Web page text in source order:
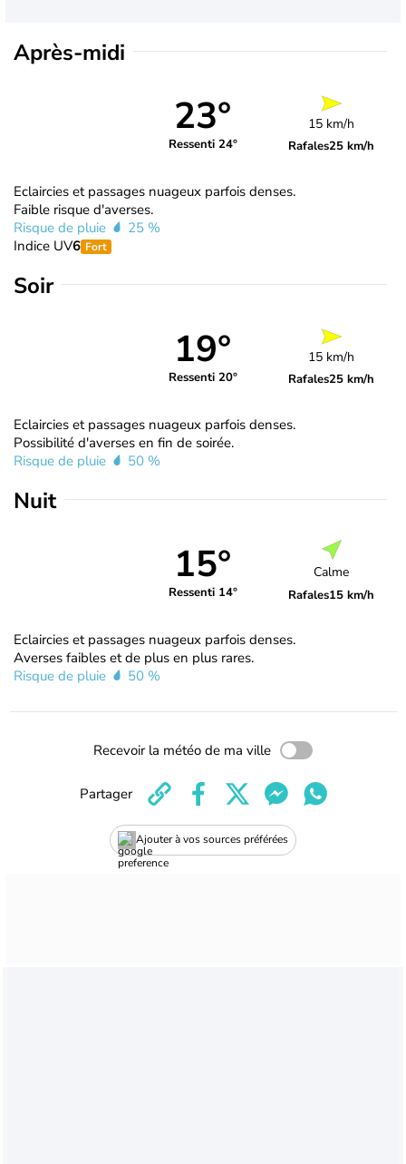
Après-midi
23°
Ressenti 24°
15 km/h
Rafales25 km/h
Eclaircies et passages nuageux parfois denses.
Faible risque d'averses.
Risque de pluie
25 %
Indice UV6 Fort
Soir
19°
Ressenti 20°
15 km/h
Rafales25 km/h
Eclaircies et passages nuageux parfois denses.
Possibilité d'averses en fin de soirée.
Risque de pluie
50 %
Nuit
15°
Ressenti 14°
Calme
Rafales15 km/h
Eclaircies et passages nuageux parfois denses.
Averses faibles et de plus en plus rares.
Risque de pluie
50 %
Recevoir la météo de ma ville
Ajouter à vos sources préférées
Partager